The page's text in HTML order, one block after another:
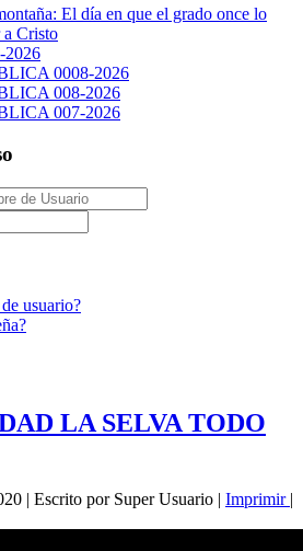
El día en que el grado once lo
a Cristo
0008-2026
008-2026
007-2026
usuario?
LA SELVA TODO
| Escrito por Super Usuario | Imprimir |